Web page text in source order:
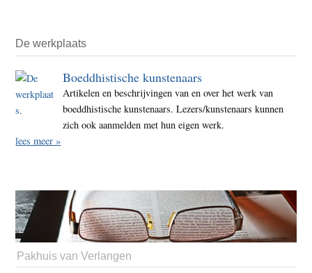
De werkplaats
Boeddhistische kunstenaars
Artikelen en beschrijvingen van en over het werk van
boeddhistische kunstenaars. Lezers/kunstenaars kunnen
zich ook aanmelden met hun eigen werk.
lees meer »
Pakhuis van Verlangen